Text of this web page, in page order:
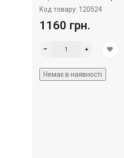
Код товару: 120524
1160 грн.
Немає в наявності